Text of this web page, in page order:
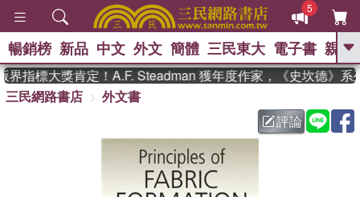
5
GO
父親節 、 如果歷
暑期推薦 、 國際布克
獎 臺灣漫遊錄
登輝時代 、 數學女孩：黎曼猜想
偉大的迷走神經
暢銷榜 新品 中文 外文 簡體 三民東大 電子書 親子
指標大獎肯定！A.F. Steadman 獲年度作家，《史坎德》系
三民網路書店
外文書
評論